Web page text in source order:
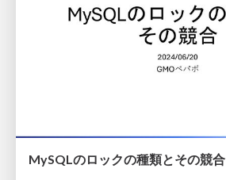
MySQLのロックの種類とその競合